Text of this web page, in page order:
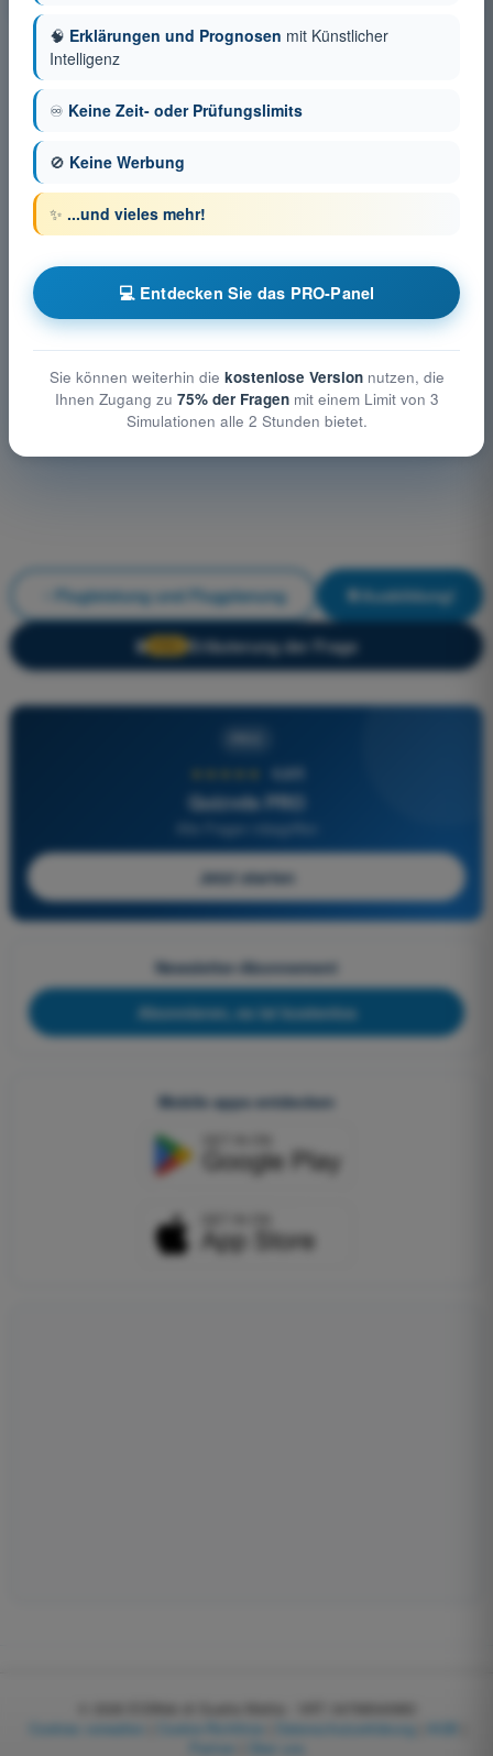
Flugleistung und Flugplanung Ausbildung!
🔒 Erläuterung der Frage
4,6/5
Quizvds PRO
Alle Fragen inbegriffen
Jetzt starten
Newsletter-Abonnement
Abonnieren, es ist kostenlos
Mobile apps entdecken
🧠 Erklärungen und Prognosen mit Künstlicher
Intelligenz
♾️ Keine Zeit- oder Prüfungslimits
🚫 Keine Werbung
✨ ...und vieles mehr!
💻 Entdecken Sie das PRO-Panel
Sie können weiterhin die kostenlose Versionnutzen, die
Ihnen Zugang zu 75% der Fragenmit einem Limit von 3
Simulationen alle 2 Stunden bietet.
Cookies verwalten
Datenschutzerklärung